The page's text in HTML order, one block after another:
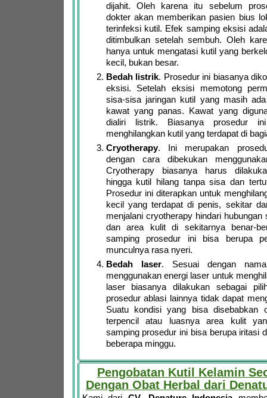
dijahit. Oleh karena itu sebelum
dokter akan memberikan pasien bius
terinfeksi kutil. Efek samping eksisi
ditimbulkan setelah sembuh. Oleh
hanya untuk mengatasi kutil yang
kecil, bukan besar.
Bedah listrik. Prosedur ini biasanya
eksisi. Setelah eksisi memotong
sisa-sisa jaringan kutil yang masih
kawat yang panas. Kawat yang
dialiri listrik. Biasanya prosedur
menghilangkan kutil yang terdapat di
Cryotherapy. Ini merupakan
dengan cara dibekukan
Cryotherapy biasanya harus
hingga kutil hilang tanpa sisa dan
Prosedur ini diterapkan untuk
kecil yang terdapat di penis, sekitar
menjalani cryotherapy hindari hubungan
dan area kulit di sekitarnya benar-
samping prosedur ini bisa berupa
munculnya rasa nyeri.
Bedah laser. Sesuai dengan
menggunakan energi laser untuk
laser biasanya dilakukan sebagai
prosedur ablasi lainnya tidak dapat
Suatu kondisi yang bisa disebabkan
terpencil atau luasnya area kulit
samping prosedur ini bisa berupa iritasi
beberapa minggu.
Pengobatan Kutil Kelamin
Dengan Obat Herbal dari